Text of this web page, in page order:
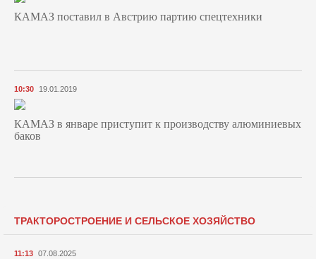
КАМАЗ поставил в Австрию партию спецтехники
10:30 19.01.2019
КАМАЗ в январе приступит к производству алюминиевых
баков
ТРАКТОРОСТРОЕНИЕ И СЕЛЬСКОЕ ХОЗЯЙСТВО
11:13 07.08.2025